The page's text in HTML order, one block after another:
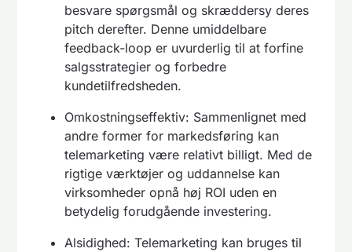
besvare spørgsmål og skræddersy deres
pitch derefter. Denne umiddelbare
feedback-loop er uvurderlig til at forfine
salgsstrategier og forbedre
kundetilfredsheden.
Omkostningseffektiv: Sammenlignet med
andre former for markedsføring kan
telemarketing være relativt billigt. Med de
rigtige værktøjer og uddannelse kan
virksomheder opnå høj ROI uden en
betydelig forudgående investering.
Alsidighed: Telemarketing kan bruges til